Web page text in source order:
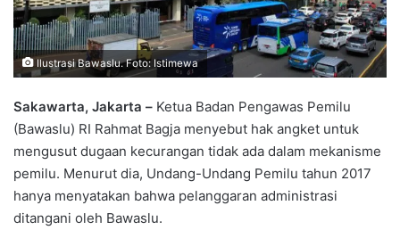
Ilustrasi Bawaslu. Foto: Istimewa
Sakawarta, Jakarta – Ketua Badan Pengawas Pemilu
(Bawaslu) RI Rahmat Bagja menyebut hak angket untuk
mengusut dugaan kecurangan tidak ada dalam mekanisme
pemilu. Menurut dia, Undang-Undang Pemilu tahun 2017
hanya menyatakan bahwa pelanggaran administrasi
ditangani oleh Bawaslu.